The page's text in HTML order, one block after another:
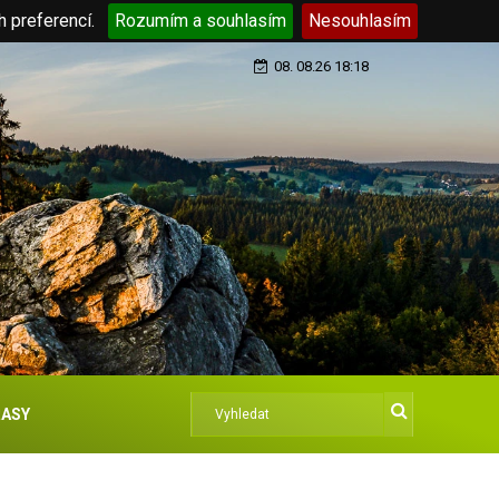
preferencí. Rozumím a souhlasím Nesouhlasím
08. 08.26 18:18